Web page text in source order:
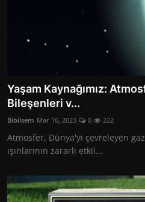
Yaşam Kaynağımız:
Bileşenleri v...
Bibilsem Mar 16, 2023 0 222
Atmosfer, Dünya'yı çevreleyen
ışınlarının zararlı etkil...